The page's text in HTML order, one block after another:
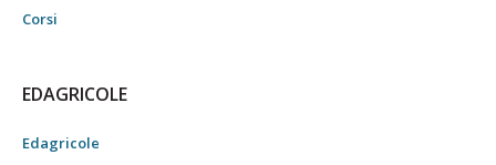
Corsi
EDAGRICOLE
Edagricole